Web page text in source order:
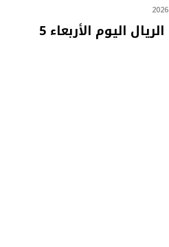
أسعار العملات مقابل الريال اليوم الأربعاء 5